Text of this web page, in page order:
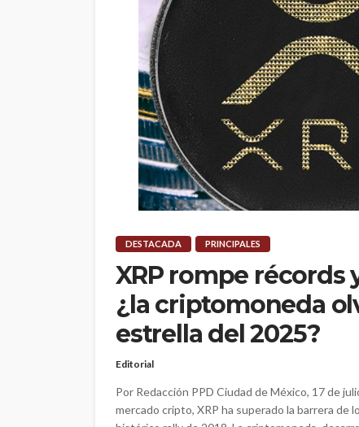
DESTACADA PRINCIPALES
XRP rompe récords
¿la criptomoneda
estrella del 2025?
Editorial
Por Redacción PPD Ciudad de México, 17 de
mercado cripto, XRP ha superado la barrera de